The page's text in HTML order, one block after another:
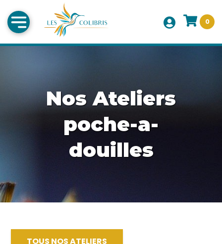
0
Nos Ateliers
poche-a-
douilles
TOUS NOS ATELIERS